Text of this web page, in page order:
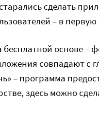
сделать
– в
основе –
совпадают с
– программа
здесь можно